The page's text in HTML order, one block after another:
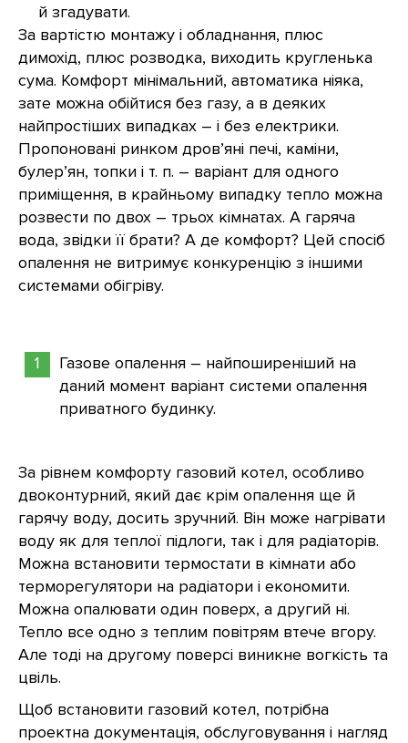
й згадувати.
За вартістю монтажу і обладнання, плюс
димохід, плюс розводка, виходить кругленька
сума. Комфорт мінімальний, автоматика ніяка,
зате можна обійтися без газу, а в деяких
найпростіших випадках – і без електрики.
Пропоновані ринком дров’яні печі, каміни,
булер’ян, топки і т. п. – варіант для одного
приміщення, в крайньому випадку тепло можна
розвести по двох – трьох кімнатах. А гаряча
вода, звідки її брати? А де комфорт? Цей спосіб
опалення не витримує конкуренцію з іншими
системами обігріву.
Газове опалення – найпоширеніший на
даний момент варіант системи опалення
приватного будинку.
За рівнем комфорту газовий котел, особливо
двоконтурний, який дає крім опалення ще й
гарячу воду, досить зручний. Він може нагрівати
воду як для теплої підлоги, так і для радіаторів.
Можна встановити термостати в кімнати або
терморегулятори на радіатори і економити.
Можна опалювати один поверх, а другий ні.
Тепло все одно з теплим повітрям втече вгору.
Але тоді на другому поверсі виникне вогкість та
цвіль.
Щоб встановити газовий котел, потрібна
проектна документація, обслуговування і нагляд